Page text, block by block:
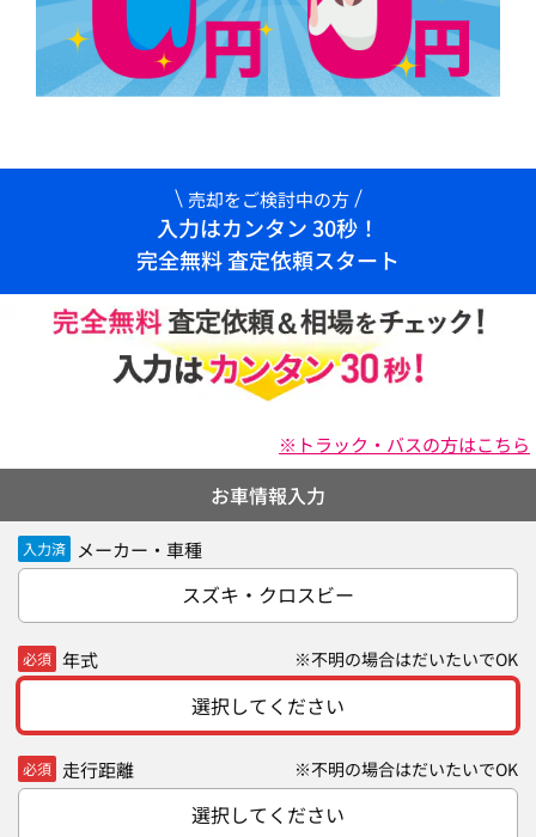
売却をご検討中の方
入力はカンタン 30秒！
完全無料 査定依頼スタート
※トラック・バスの方はこちら
お車情報入力
入力済 メーカー・車種
スズキ・クロスビー
必須 年式 ※不明の場合はだいたいでOK
選択してください
必須 走行距離 ※不明の場合はだいたいでOK
選択してください